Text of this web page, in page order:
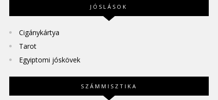
JÓSLÁSOK
Cigánykártya
Tarot
Egyiptomi jóskövek
SZÁMMISZTIKA